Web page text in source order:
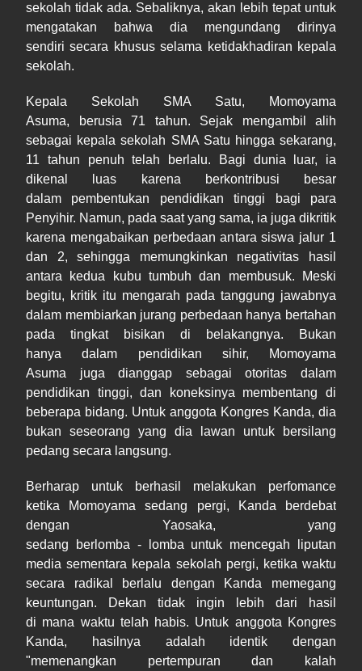
sekolah tidak ada. Sebaliknya, akan lebih tepat untuk
mengatakan bahwa dia mengundang dirinya
sendiri secara khusus selama ketidakhadiran kepala
sekolah.
Kepala Sekolah SMA Satu, Momoyama
Asuma, berusia 71 tahun. Sejak mengambil alih
sebagai kepala sekolah SMA Satu hingga sekarang,
11 tahun penuh telah berlalu. Bagi dunia luar, ia
dikenal luas karena berkontribusi besar
dalam pembentukan pendidikan tinggi bagi para
Penyihir. Namun, pada saat yang sama, ia juga dikritik
karena mengabaikan perbedaan antara siswa jalur 1
dan 2, sehingga memungkinkan negativitas hasil
antara kedua kubu tumbuh dan membusuk. Meski
begitu, kritik itu mengarah pada tanggung jawabnya
dalam membiarkan jurang perbedaan hanya bertahan
pada tingkat bisikan di belakangnya. Bukan
hanya dalam pendidikan sihir, Momoyama
Asuma juga dianggap sebagai otoritas dalam
pendidikan tinggi, dan koneksinya membentang di
beberapa bidang. Untuk anggota Kongres Kanda, dia
bukan seseorang yang dia lawan untuk bersilang
pedang secara langsung.
Berharap untuk berhasil melakukan perfomance
ketika Momoyama sedang pergi, Kanda berdebat
dengan Yaosaka, yang
sedang berlomba - lomba untuk mencegah liputan
media sementara kepala sekolah pergi, ketika waktu
secara radikal berlalu dengan Kanda memegang
keuntungan. Dekan tidak ingin lebih dari hasil
di mana waktu telah habis. Untuk anggota Kongres
Kanda, hasilnya adalah identik dengan
"memenangkan pertempuran dan kalah